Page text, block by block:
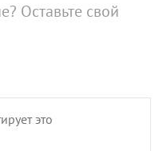
Оставьте свой
это